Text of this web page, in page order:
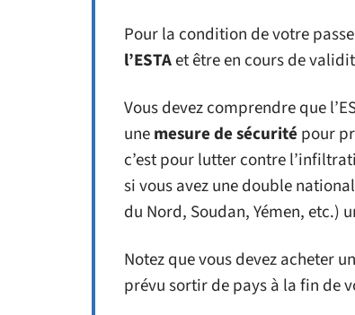
Pour la condition de votre
l’ESTAet être en cours de
Vous devez comprendre que
unemesure de sécurité pour
c’est pour lutter contre
si vous avez une double
du Nord, Soudan, Yémen, etc.)
Notez que vous devez acheter un
prévu sortir de pays à la fin de